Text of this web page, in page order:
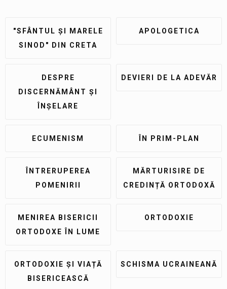
"SFÂNTUL ȘI MARELE
SINOD" DIN CRETA
APOLOGETICA
DESPRE
DISCERNĂMÂNT ȘI
ÎNȘELARE
DEVIERI DE LA ADEVĂR
ECUMENISM ÎN PRIM-PLAN
ÎNTRERUPEREA
POMENIRII
MĂRTURISIRE DE
CREDINȚĂ ORTODOXĂ
MENIREA BISERICII
ORTODOXE ÎN LUME
ORTODOXIE
ORTODOXIE ȘI VIAȚĂ
BISERICEASCĂ
SCHISMA UCRAINEANĂ